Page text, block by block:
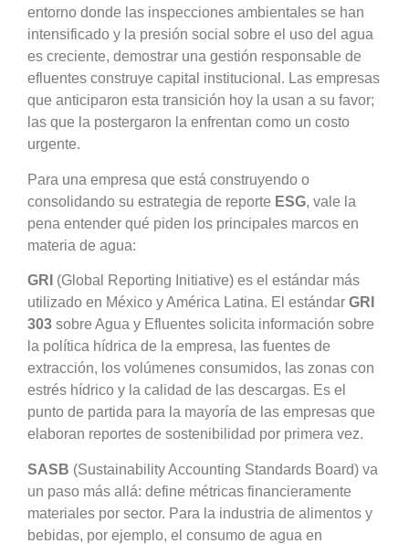
entorno donde las inspecciones ambientales se han
intensificado y la presión social sobre el uso del agua
es creciente, demostrar una gestión responsable de
efluentes construye capital institucional. Las empresas
que anticiparon esta transición hoy la usan a su favor;
las que la postergaron la enfrentan como un costo
urgente.
Para una empresa que está construyendo o
consolidando su estrategia de reporte ESG, vale la
pena entender qué piden los principales marcos en
materia de agua:
GRI (Global Reporting Initiative) es el estándar más
utilizado en México y América Latina. El estándar GRI
303 sobre Agua y Efluentes solicita información sobre
la política hídrica de la empresa, las fuentes de
extracción, los volúmenes consumidos, las zonas con
estrés hídrico y la calidad de las descargas. Es el
punto de partida para la mayoría de las empresas que
elaboran reportes de sostenibilidad por primera vez.
SASB (Sustainability Accounting Standards Board) va
un paso más allá: define métricas financieramente
materiales por sector. Para la industria de alimentos y
bebidas, por ejemplo, el consumo de agua en